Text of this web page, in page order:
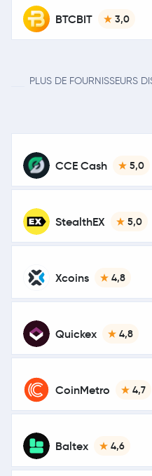
BTCBIT 3,0
PLUS DE FOURNISSEURS
CCE Cash 5,0
StealthEX 5,0
Xcoins 4,8
Quickex 4,8
CoinMetro 4,7
Baltex 4,6